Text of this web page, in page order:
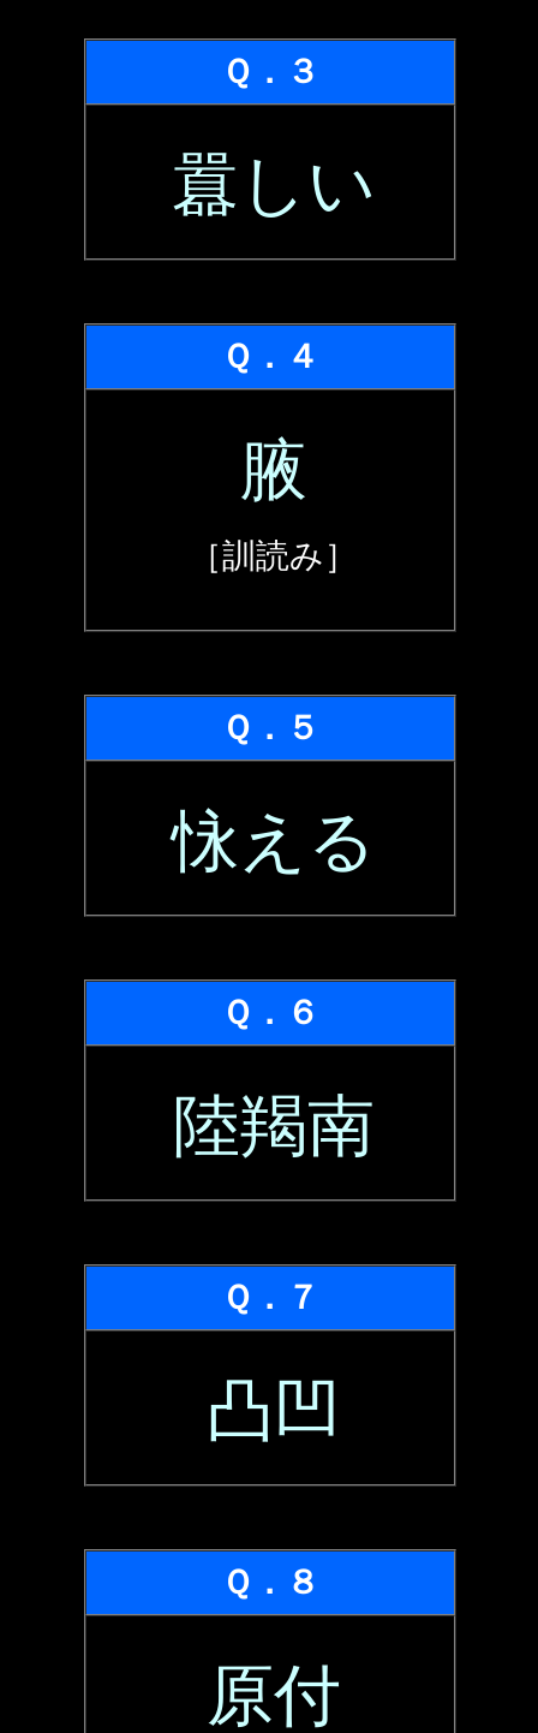
Ｑ．３
囂しい
Ｑ．４
腋
［訓読み］
Ｑ．５
怺える
Ｑ．６
陸羯南
Ｑ．７
凸凹
Ｑ．８
原付